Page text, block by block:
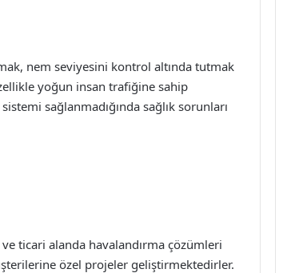
nem seviyesini kontrol altında tutmak
yoğun insan trafiğine sahip
sağlanmadığında sağlık sorunları
ticari alanda havalandırma çözümleri
özel projeler geliştirmektedirler.